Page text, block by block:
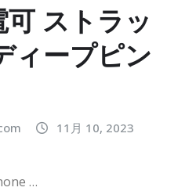
ストラッ
ィープピン
11月 10, 2023
…